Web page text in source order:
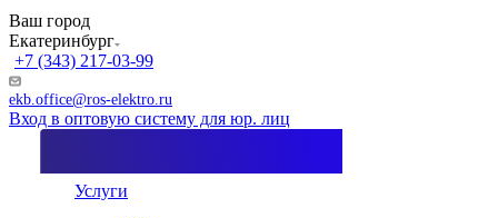
Ваш город
Екатеринбург
+7 (343) 217-03-99
ekb.office@ros-elektro.ru
Вход в оптовую систему для юр. лиц
Услуги